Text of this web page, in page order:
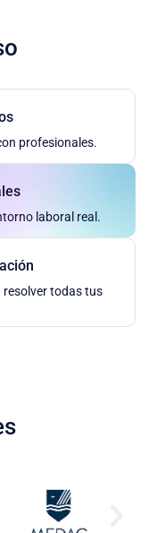
profesionales.
laboral real.
resolver todas tus